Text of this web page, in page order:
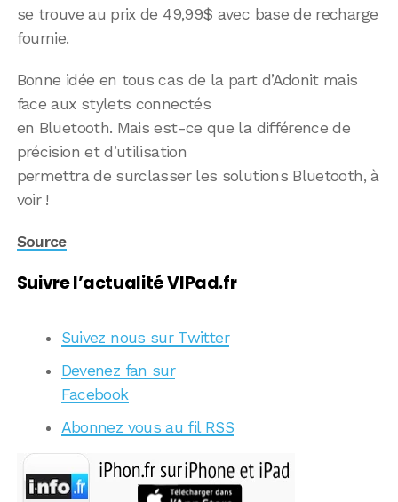
se trouve au prix de 49,99$ avec base de recharge
fournie.
Bonne idée en tous cas de la part d’Adonit mais
face aux stylets connectés
en Bluetooth. Mais est-ce que la différence de
précision et d’utilisation
permettra de surclasser les solutions Bluetooth, à
voir !
Source
Suivre l’actualité VIPad.fr
Suivez nous sur Twitter
Devenez fan sur
Facebook
Abonnez vous au fil RSS